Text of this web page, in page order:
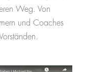
Weg. Von
und Coaches